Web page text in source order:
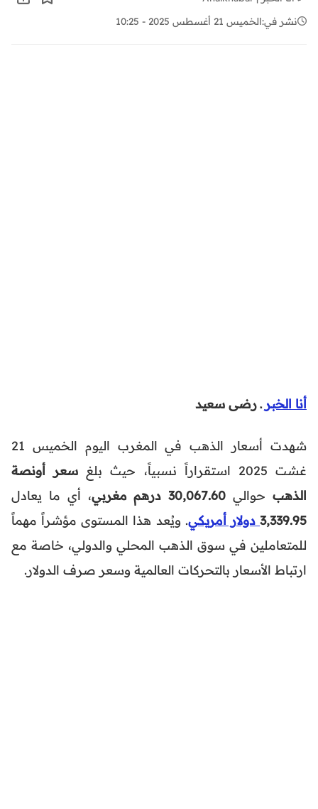
نشر في:الخميس 21 أغسطس 2025 - 10:25
أنا الخبر ـ رضى سعيد
شهدت أسعار الذهب في المغرب اليوم الخميس 21
غشت 2025 استقراراً نسبياً، حيث بلغ
سعر أونصة
الذهبحوالي 30,067.60 درهم مغربي
، أي ما يعادل
3,339.95دولار أمريكي. ويُعد هذا المستوى مؤشراً مهماً
للمتعاملين في سوق الذهب المحلي والدولي، خاصة مع
ارتباط الأسعار بالتحركات العالمية وسعر صرف الدولار.